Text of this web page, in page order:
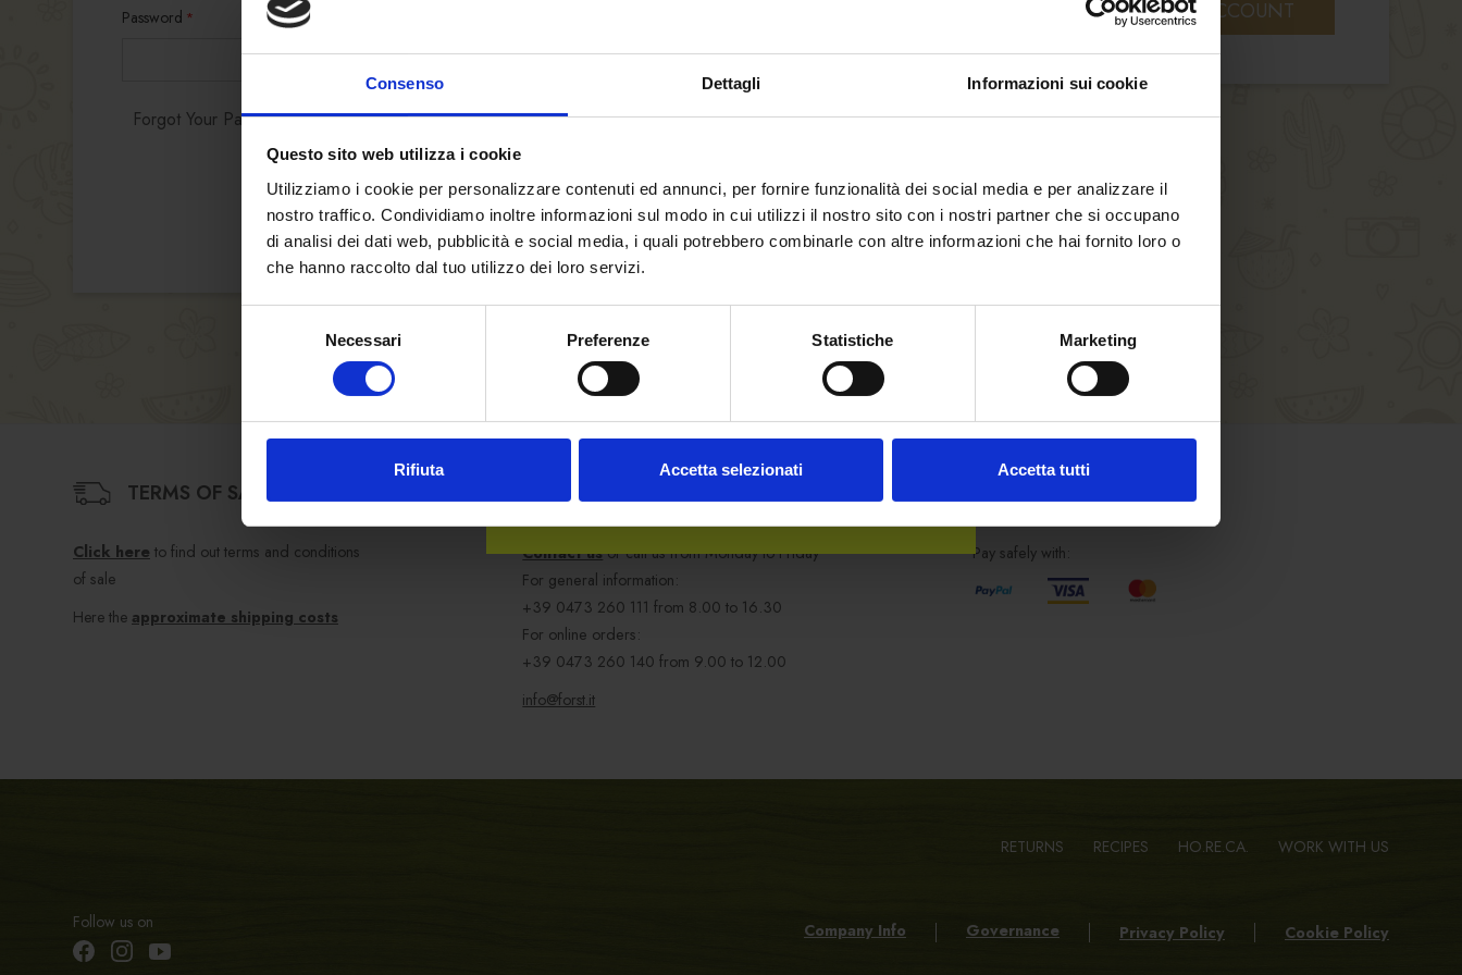
Welcome to our website.
Are you of legal drinking
Consenso Dettagli Informazioni sui cookie
Questo sito web utilizza i cookie
Utilizziamo i cookie per personalizzare contenuti ed annunci, per fornire funzionalità dei social media e per analizzare il
nostro traffico. Condividiamo inoltre informazioni sul modo in cui utilizzi il nostro sito con i nostri partner che si occupano
di analisi dei dati web, pubblicità e social media, i quali potrebbero combinarle con altre informazioni che hai fornito loro o
che hanno raccolto dal tuo utilizzo dei loro servizi.
Necessari Preferenze Statistiche Marketing
Rifiuta Accetta selezionati Accetta tutti
Password
SIGN IN
Forgot Your Password?
CREATE AN ACCOUNT
TERMS OF SALE
Click here to find out terms and conditions
of sale
Here the approximate shipping costs
DO YOU NEED ANY HELP?
Contact usor call us from Monday to Friday
For general information:
+39 0473 260 111 from 8.00 to 16.30
For online orders:
+39 0473 260 140 from 9.00 to 12.00
info@forst.it
Pay safely with:
RETURNS RECIPES HO.RE.CA. WORK WITH US
Follow us on Company Info Governance Privacy Policy Cookie Policy